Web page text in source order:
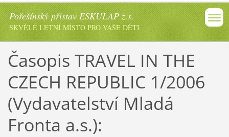
Pořešínský přístav ESKULAP z.s.
SKVĚLÉ LETNÍ MÍSTO PRO VAŠE DĚTI
Časopis TRAVEL IN THE
CZECH REPUBLIC 1/2006
(Vydavatelství Mladá
Fronta a.s.):